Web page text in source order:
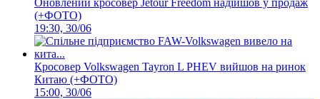
Оновлений кросовер Jetour Freedom надійшов у продаж
(+ФОТО)
19:30, 30/06
Кросовер Volkswagen Tayron L PHEV вийшов на ринок
Китаю (+ФОТО)
15:00, 30/06